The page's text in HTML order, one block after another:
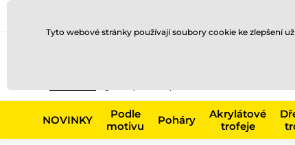
NOVINKY
Podle
motivu
Poháry
Akrylátové
trofeje
Tyto webové stránky používají soubory cookie ke zlepšení